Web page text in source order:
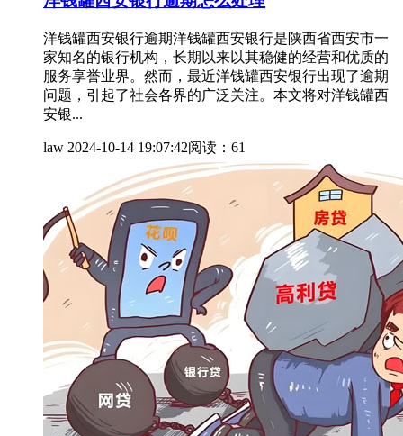
洋钱罐西安银行逾期洋钱罐西安银行是陕西省西安市一
家知名的银行机构，长期以来以其稳健的经营和优质的
服务享誉业界。然而，最近洋钱罐西安银行出现了逾期
问题，引起了社会各界的广泛关注。本文将对洋钱罐西
安银...
law 2024-10-14 19:07:42阅读：61